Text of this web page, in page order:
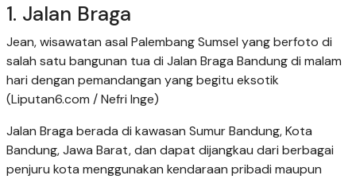
1. Jalan Braga
Jean, wisawatan asal Palembang Sumsel yang berfoto di
salah satu bangunan tua di Jalan Braga Bandung di malam
hari dengan pemandangan yang begitu eksotik
(Liputan6.com / Nefri Inge)
Jalan Braga berada di kawasan Sumur Bandung, Kota
Bandung, Jawa Barat, dan dapat dijangkau dari berbagai
penjuru kota menggunakan kendaraan pribadi maupun